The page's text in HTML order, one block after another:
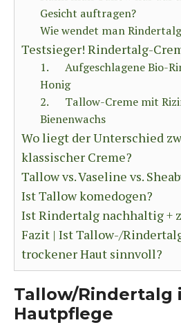
Gesicht auftragen?
Wie wendet man
Testsieger! Rindertalg-
1. Aufgeschlagene Bio-
Honig
2. Tallow-Creme mit
Bienenwachs
Wo liegt der Unterschied
klassischer Creme?
Tallow vs. Vaseline vs.
Ist Tallow komedogen?
Ist Rindertalg nachhaltig +
Fazit | Ist Tallow-/
trockener Haut sinnvoll?
Tallow/Rindertalg
Hautpflege